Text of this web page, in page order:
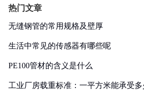
热门文章
无缝钢管的常用规格及壁厚
生活中常见的传感器有哪些呢
PE100管材的含义是什么
工业厂房载重标准：一平方米能承受